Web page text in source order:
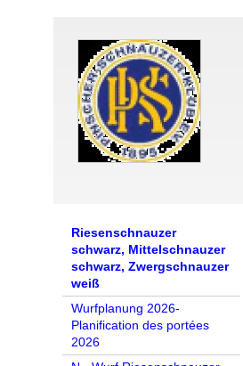
Riesenschnauzer
schwarz, Mittelschnauzer
schwarz, Zwergschnauzer
weiß
Wurfplanung 2026-
Planification des portées
2026